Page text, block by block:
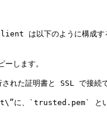
は以下のように構成す
します。
た証明書と SSL で接続で
というファ